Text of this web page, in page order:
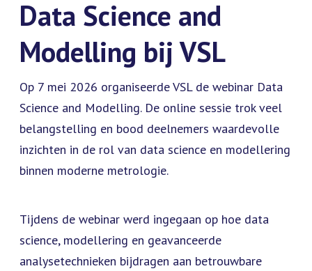
Data Science and
Modelling bij VSL
Op 7 mei 2026 organiseerde VSL de webinar Data
Science and Modelling. De online sessie trok veel
belangstelling en bood deelnemers waardevolle
inzichten in de rol van data science en modellering
binnen moderne metrologie.
Tijdens de webinar werd ingegaan op hoe data
science, modellering en geavanceerde
analysetechnieken bijdragen aan betrouwbare